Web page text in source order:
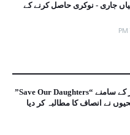
جاری - نوکری حاصل کرنے کے
اقوام متحدہ ہیڈکوارٹر کے سامنے “Save Our Daughters”
نے انصاف کا مطالبہ کر دیا